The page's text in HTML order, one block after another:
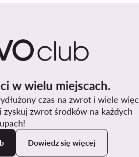
w wielu miejscach.
czas na zwrot i wiele
zwrot środków na każdych
Dowiedz się więcej